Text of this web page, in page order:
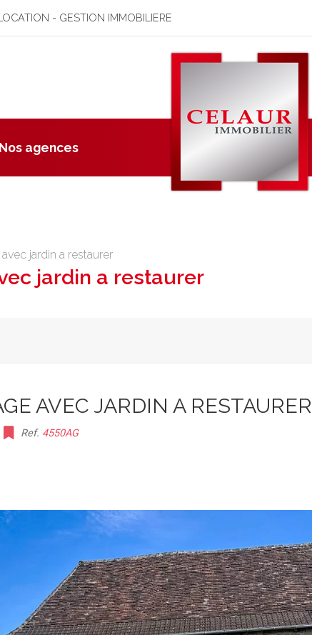
- GESTION IMMOBILIERE
Nos agences
jardin a restaurer
jardin a restaurer
AVEC JARDIN A RESTAURER
Ref. 4550AG